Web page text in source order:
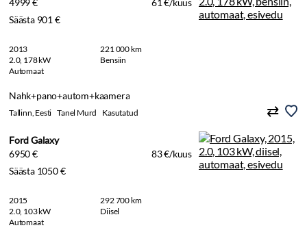
4999 €
61 €/kuus
Säästa 901 €
2013
221 000 km
2.0, 178 kW
Bensiin
Automaat
Nahk+pano+autom+kaamera
Tallinn, Eesti Tanel Murd Kasutatud
Ford Galaxy
6950 €
83 €/kuus
Säästa 1050 €
2015
292 700 km
2.0, 103 kW
Diisel
Automaat